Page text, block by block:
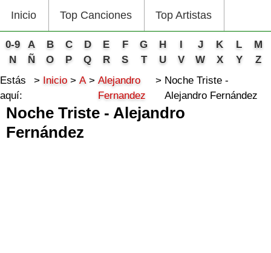
Inicio Top Canciones Top Artistas
0-9 A B C D E F G H I J K L
M
N
Ñ O P Q R S T U V W X Y
Z
Estás
aquí:
Inicio A
Alejandro
Fernandez
Noche Triste -
Alejandro Fernández
Noche Triste - Alejandro
Fernández